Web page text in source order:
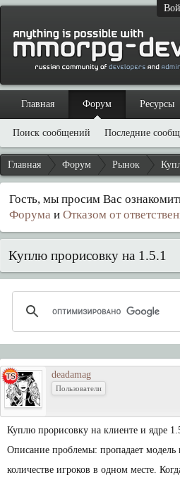
Главная Форум Рынок
Гость, мы просим Вас
Форума и Отказом от
Куплю прорисовку на 1.5.1
deadamag
Пользователи
Куплю прорисовку на клиенте и ядре
Описание проблемы: пропадает
количестве игроков в одном месте.
Главная Форум
Поиск сообщений Последние
Ресурсы